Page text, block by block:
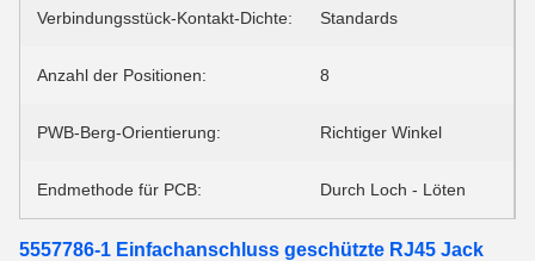
Verbindungsstück-Kontakt-Dichte: Standards
Anzahl der Positionen: 8
PWB-Berg-Orientierung: Richtiger Winkel
Endmethode für PCB: Durch Loch - Löten
5557786-1 Einfachanschluss geschützte RJ45 Jack